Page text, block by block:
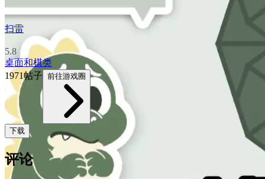
扫雷
5.8
桌面和棋类
1971帖子 前往游戏圈
下载
评论